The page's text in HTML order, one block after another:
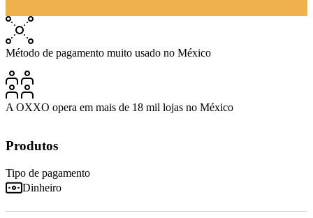
Método de pagamento muito usado no México
A OXXO opera em mais de 18 mil lojas no México
Produtos
Tipo de pagamento
Dinheiro